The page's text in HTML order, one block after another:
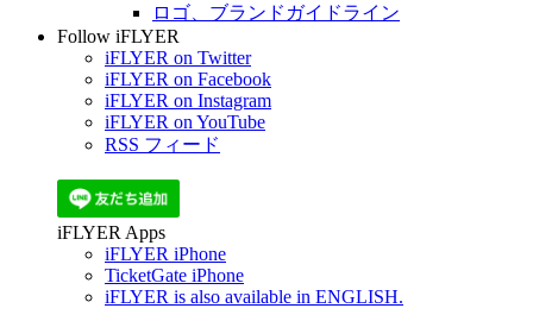
ロゴ、ブランドガイドライン
Follow iFLYER
iFLYER on Twitter
iFLYER on Facebook
iFLYER on Instagram
iFLYER on YouTube
RSS フィード
iFLYER Apps
iFLYER iPhone
TicketGate iPhone
iFLYER is also available in ENGLISH.